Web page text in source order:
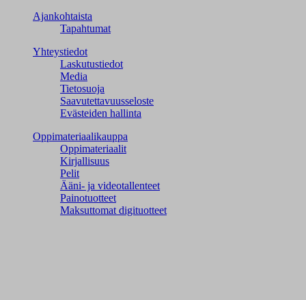
Ajankohtaista
Tapahtumat
Yhteystiedot
Laskutustiedot
Media
Tietosuoja
Saavutettavuusseloste
Evästeiden hallinta
Oppimateriaalikauppa
Oppimateriaalit
Kirjallisuus
Pelit
Ääni- ja videotallenteet
Painotuotteet
Maksuttomat digituotteet